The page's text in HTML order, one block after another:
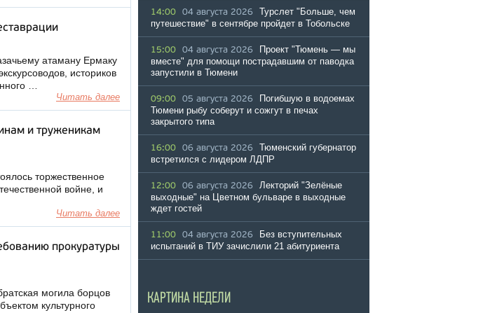
атаману Ермаку
историков
…
Читать далее
и труженикам
торжественное
войне, и
Читать далее
прокуратуры
могила борцов
культурного
14:00 04 августа 2026
Турслет "Больше, чем
путешествие" в сентябре пройдет в Тобольске
15:00 04 августа 2026
Проект "Тюмень — мы
вместе" для помощи пострадавшим от паводка
запустили в Тюмени
09:00 05 августа 2026
Погибшую в водоемах
Тюмени рыбу соберут и сожгут в печах
закрытого типа
16:00 06 августа 2026
Тюменский губернатор
встретился с лидером ЛДПР
12:00 06 августа 2026
Лекторий "Зелёные
выходные" на Цветном бульваре в выходные
ждет гостей
11:00 04 августа 2026
Без вступительных
испытаний в ТИУ зачислили 21 абитуриента
КАРТИНА НЕДЕЛИ